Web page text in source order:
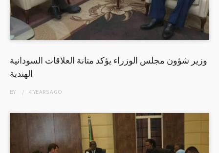
وزير شؤون مجلس الوزراء يؤكد متانة العلاقات السودانية
الهندية
BY 4 YEARSAGO